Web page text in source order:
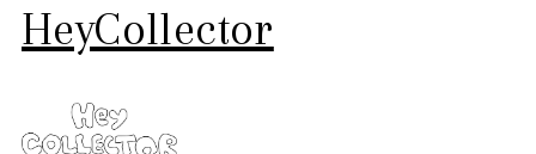
HeyCollector